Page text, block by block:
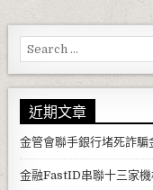
Search for:
近期文章
金管會聯手銀行堵死詐
金融FastID串聯十三家